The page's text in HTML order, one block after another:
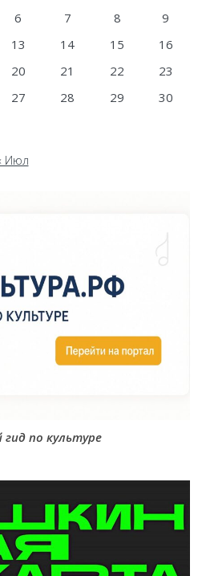
6 7 8
9
13 14 15
16
20 21 22
23
27 28 29
30
Июл
по культуре